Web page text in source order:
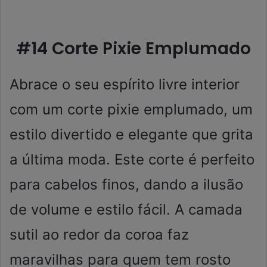
#14 Corte Pixie Emplumado
Abrace o seu espírito livre interior
com um corte pixie emplumado, um
estilo divertido e elegante que grita
a última moda. Este corte é perfeito
para cabelos finos, dando a ilusão
de volume e estilo fácil. A camada
sutil ao redor da coroa faz
maravilhas para quem tem rosto